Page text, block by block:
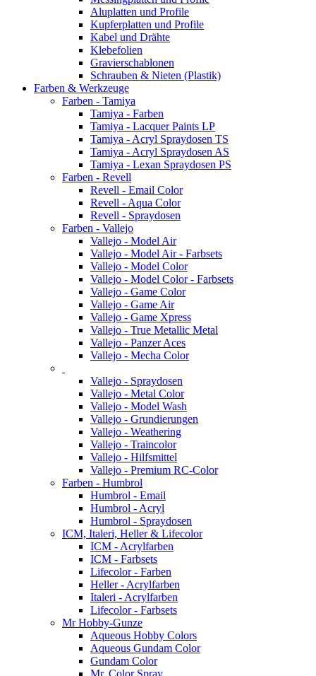
Aluplatten und Profile
Kupferplatten und Profile
Kabel und Drähte
Klebefolien
Gravierschablonen
Schrauben & Nieten (Plastik)
Farben & Werkzeuge
Farben - Tamiya
Tamiya - Farben
Tamiya - Lacquer Paints LP
Tamiya - Acryl Spraydosen TS
Tamiya - Acryl Spraydosen AS
Tamiya - Lexan Spraydosen PS
Farben - Revell
Revell - Email Color
Revell - Aqua Color
Revell - Spraydosen
Farben - Vallejo
Vallejo - Model Air
Vallejo - Model Air - Farbsets
Vallejo - Model Color
Vallejo - Model Color - Farbsets
Vallejo - Game Color
Vallejo - Game Air
Vallejo - Game Xpress
Vallejo - True Metallic Metal
Vallejo - Panzer Aces
Vallejo - Mecha Color
Vallejo - Spraydosen
Vallejo - Metal Color
Vallejo - Model Wash
Vallejo - Grundierungen
Vallejo - Weathering
Vallejo - Traincolor
Vallejo - Hilfsmittel
Vallejo - Premium RC-Color
Farben - Humbrol
Humbrol - Email
Humbrol - Acryl
Humbrol - Spraydosen
ICM, Italeri, Heller & Lifecolor
ICM - Acrylfarben
ICM - Farbsets
Lifecolor - Farben
Heller - Acrylfarben
Italeri - Acrylfarben
Lifecolor - Farbsets
Mr Hobby-Gunze
Aqueous Hobby Colors
Aqueous Gundam Color
Gundam Color
Mr. Color Spray